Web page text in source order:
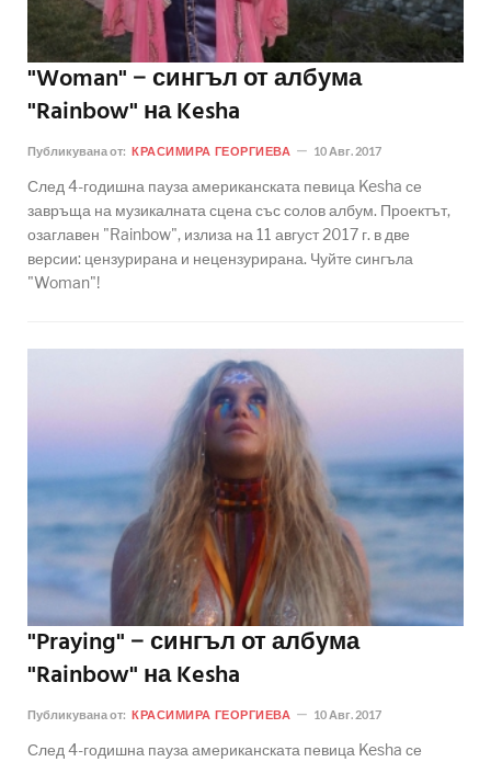
"Woman" − сингъл от албума
"Rainbow" на Kesha
Публикувана от: КРАСИМИРА ГЕОРГИЕВА 10 Авг. 2017
След 4-годишна пауза американската певица Kesha се
завръща на музикалната сцена със солов албум. Проектът,
озаглавен "Rainbow", излиза на 11 август 2017 г. в две
версии: цензурирана и нецензурирана. Чуйте сингъла
"Woman"!
"Praying" − сингъл от албума
"Rainbow" на Kesha
Публикувана от: КРАСИМИРА ГЕОРГИЕВА 10 Авг. 2017
След 4-годишна пауза американската певица Kesha се